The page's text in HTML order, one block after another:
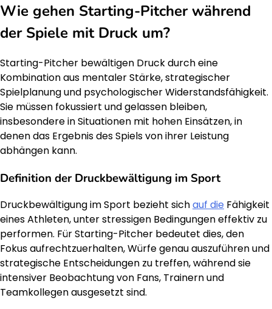
Wie gehen Starting-Pitcher während
der Spiele mit Druck um?
Starting-Pitcher bewältigen Druck durch eine
Kombination aus mentaler Stärke, strategischer
Spielplanung und psychologischer Widerstandsfähigkeit.
Sie müssen fokussiert und gelassen bleiben,
insbesondere in Situationen mit hohen Einsätzen, in
denen das Ergebnis des Spiels von ihrer Leistung
abhängen kann.
Definition der Druckbewältigung im Sport
Druckbewältigung im Sport bezieht sichauf die Fähigkeit
eines Athleten, unter stressigen Bedingungen effektiv zu
performen. Für Starting-Pitcher bedeutet dies, den
Fokus aufrechtzuerhalten, Würfe genau auszuführen und
strategische Entscheidungen zu treffen, während sie
intensiver Beobachtung von Fans, Trainern und
Teamkollegen ausgesetzt sind.